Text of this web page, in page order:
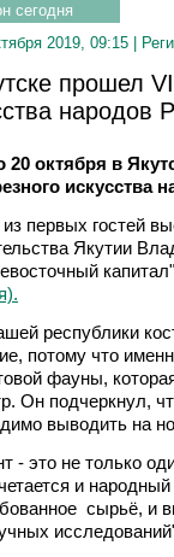
сегодня
2019, 09:15 |
прошел
народов
20 октября в
искусства
первых гостей
Якутии
капитал"
республики
потому что
фауны,
Он подчеркнул,
выводить на
- это не только
и
сырьё, и